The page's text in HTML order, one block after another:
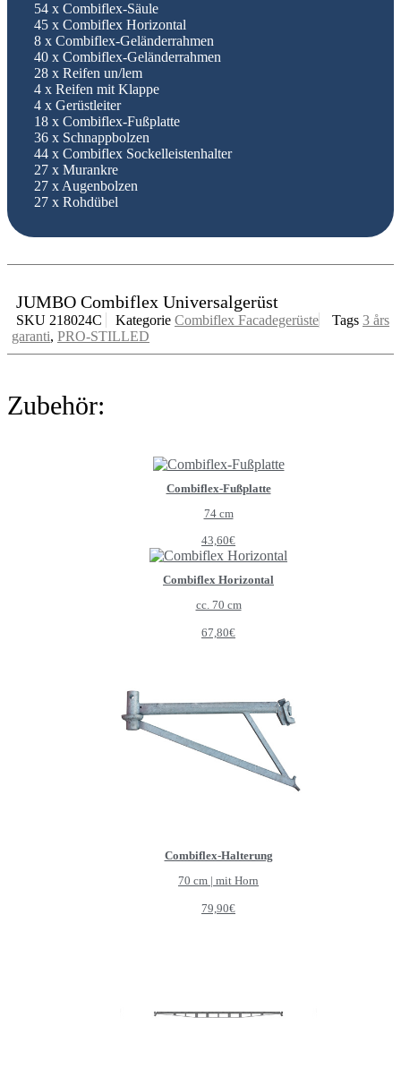
54 x Combiflex-Säule
45 x Combiflex Horizontal
8 x Combiflex-Geländerrahmen
40 x Combiflex-Geländerrahmen
28 x Reifen un/lem
4 x Reifen mit Klappe
4 x Gerüstleiter
18 x Combiflex-Fußplatte
36 x Schnappbolzen
44 x Combiflex Sockelleistenhalter
27 x Murankre
27 x Augenbolzen
27 x Rohdübel
JUMBO Combiflex Universalgerüst
SKU 218024C Kategorie Combiflex Facadegerüste Tags 3 års
garanti, PRO-STILLED
Zubehör:
Combiflex-Fußplatte
74 cm
43,60€
Combiflex Horizontal
cc. 70 cm
67,80€
Combiflex-Halterung
70 cm | mit Horn
79,90€